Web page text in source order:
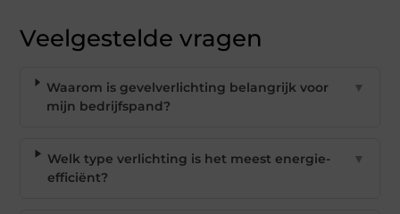
Veelgestelde vragen
Waarom is gevelverlichting belangrijk voor
mijn bedrijfspand?
▼
Welk type verlichting is het meest energie-
efficiënt?
▼